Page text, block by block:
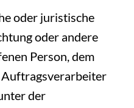
oder juristische
oder andere
Person, dem
der